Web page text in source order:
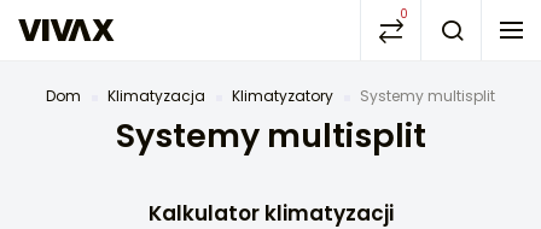
0
Dom Klimatyzacja Klimatyzatory Systemy multisplit
Systemy multisplit
Kalkulator klimatyzacji